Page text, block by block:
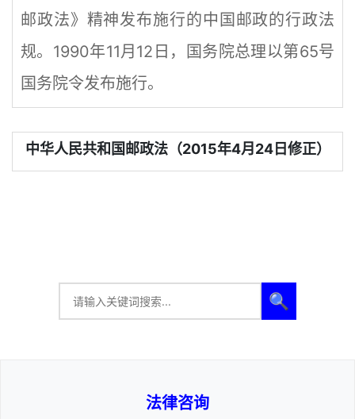
邮政法》精神发布施行的中国邮政的行政法
规。1990年11月12日，国务院总理以第65号
国务院令发布施行。
中华人民共和国邮政法（2015年4月24日修正）
🔍
法律咨询